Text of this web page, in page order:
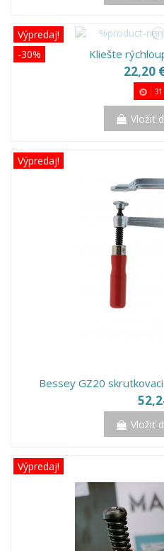
Výpredaj!
-30%
Kliešte
22,20
31
Vložiť
Výpredaj!
Bessey GZ20
Vložiť
Výpredaj!